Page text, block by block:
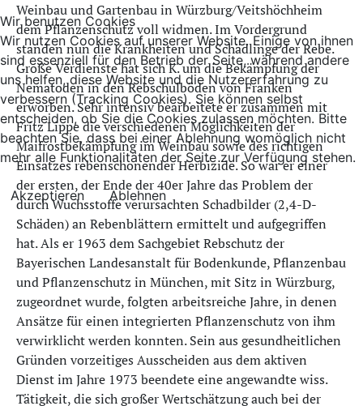
Weinbau und Gartenbau in Würzburg/Veitshöchheim
dem Pflanzenschutz voll widmen. Im Vordergrund
standen nun die Krankheiten und Schädlinge der Rebe.
Große Verdienste hat sich K. um die Bekämpfung der
Nematoden in den Rebschulböden von Franken
erworben. Sehr intensiv bearbeitete er zusammen mit
Fritz Lippe die verschiedenen Möglichkeiten der
Maifrostbekämpfung im Weinbau sowie des richtigen
Einsatzes rebenschonender Herbizide. So war er einer
der ersten, der Ende der 40er Jahre das Problem der
durch Wuchsstoffe verursachten Schadbilder (2,4-D-
Schäden) an Rebenblättern ermittelt und aufgegriffen
hat. Als er 1963 dem Sachgebiet Rebschutz der
Bayerischen Landesanstalt für Bodenkunde, Pflanzenbau
und Pflanzenschutz in München, mit Sitz in Würzburg,
zugeordnet wurde, folgten arbeitsreiche Jahre, in denen
Ansätze für einen integrierten Pflanzenschutz von ihm
verwirklicht werden konnten. Sein aus gesundheitlichen
Gründen vorzeitiges Ausscheiden aus dem aktiven
Dienst im Jahre 1973 beendete eine angewandte wiss.
Tätigkeit, die sich großer Wertschätzung auch bei der
Wir benutzen Cookies
Wir nutzen Cookies auf unserer Website. Einige von ihnen
sind essenziell für den Betrieb der Seite, während andere
uns helfen, diese Website und die Nutzererfahrung zu
verbessern (Tracking Cookies). Sie können selbst
entscheiden, ob Sie die Cookies zulassen möchten. Bitte
beachten Sie, dass bei einer Ablehnung womöglich nicht
mehr alle Funktionalitäten der Seite zur Verfügung stehen.
Akzeptieren Ablehnen